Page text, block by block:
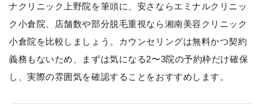
ナクリニック上野院を筆頭に、安さならエミナルクリニッ
ク小倉院、店舗数や部分脱毛重視なら湘南美容クリニック
小倉院を比較しましょう。カウンセリングは無料かつ契約
義務もないため、まずは気になる2〜3院の予約枠だけ確保
し、実際の雰囲気を確認することをおすすめします。